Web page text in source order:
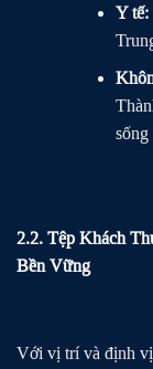
Y tế:
2.2. Tệp Khách
Bền Vững
Với vị trí và định vị